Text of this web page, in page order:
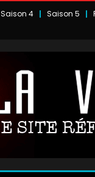
Saison 4 Saison 5